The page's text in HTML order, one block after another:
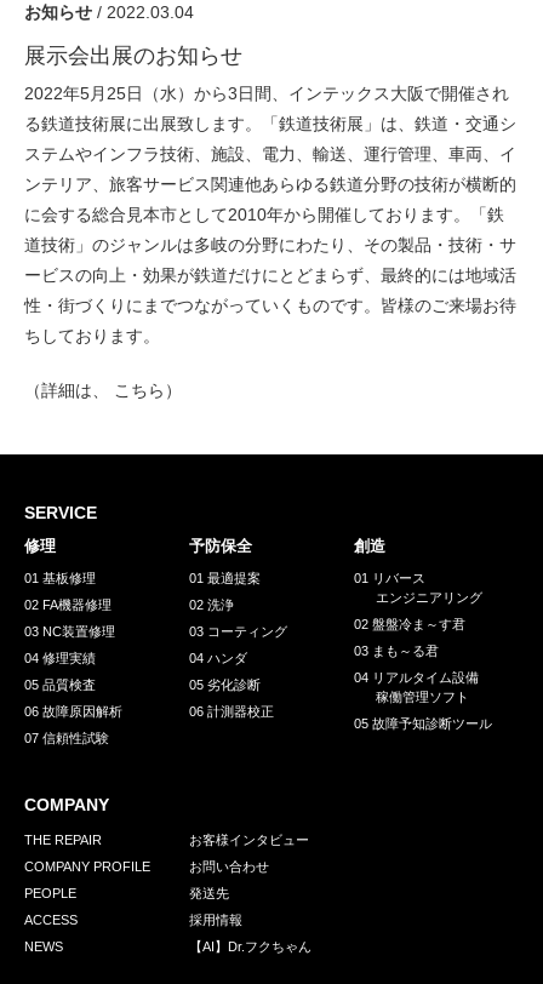
お問い合わせ / 発送先
お知らせ / 2022.03.04
展示会出展のお知らせ
2022年5月25日（水）から3日間、インテックス大阪で開催され
る鉄道技術展に出展致します。「鉄道技術展」は、鉄道・交通シ
ステムやインフラ技術、施設、電力、輸送、運行管理、車両、イ
ンテリア、旅客サービス関連他あらゆる鉄道分野の技術が横断的
に会する総合見本市として2010年から開催しております。「鉄
道技術」のジャンルは多岐の分野にわたり、その製品・技術・サ
ービスの向上・効果が鉄道だけにとどまらず、最終的には地域活
性・街づくりにまでつながっていくものです。皆様のご来場お待
ちしております。
（詳細は、 こちら ）
SERVICE
修理
01 基板修理
02 FA機器修理
03 NC装置修理
04 修理実績
05 品質検査
06 故障原因解析
07 信頼性試験
予防保全
01 最適提案
02 洗浄
03 コーティング
04 ハンダ
05 劣化診断
06 計測器校正
創造
01 リバース
エンジニアリング
02 盤盤冷ま～す君
03 まも～る君
04 リアルタイム設備
稼働管理ソフト
05 故障予知診断ツール
COMPANY
THE REPAIR
COMPANY PROFILE
PEOPLE
ACCESS
NEWS
お客様インタビュー
お問い合わせ
発送先
採用情報
【AI】Dr.フクちゃん